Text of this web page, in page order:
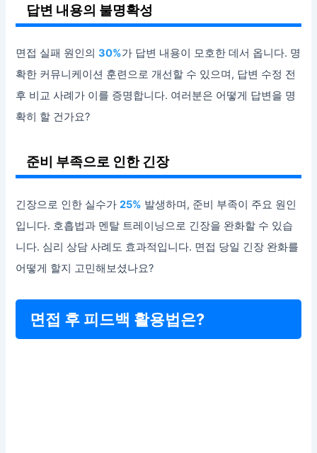
답변 내용의 불명확성
면접 실패 원인의30%가 답변 내용이 모호한 데서 옵니다. 명
확한 커뮤니케이션 훈련으로 개선할 수 있으며, 답변 수정 전
후 비교 사례가 이를 증명합니다. 여러분은 어떻게 답변을 명
확히 할 건가요?
준비 부족으로 인한 긴장
긴장으로 인한 실수가25% 발생하며, 준비 부족이 주요 원인
입니다. 호흡법과 멘탈 트레이닝으로 긴장을 완화할 수 있습
니다. 심리 상담 사례도 효과적입니다. 면접 당일 긴장 완화를
어떻게 할지 고민해보셨나요?
면접 후 피드백 활용법은?